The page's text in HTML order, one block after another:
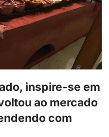
inspire-se em
ao mercado
com